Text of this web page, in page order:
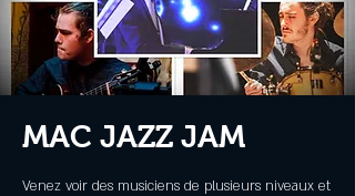
MAC JAZZ JAM
Venez voir des musiciens de plusieurs niveaux et